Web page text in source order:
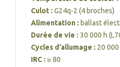
Culot : G24q-2 (4 broches)
Alimentation : ballast
Durée de vie : 30 000 h
Cycles d’allumage : 20 000
IRC : ≥ 80